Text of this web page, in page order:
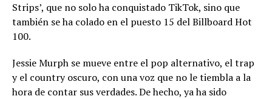
Strips’, que no solo ha conquistado TikTok, sino que
también se ha colado en el puesto 15 del Billboard Hot
100.
Jessie Murph se mueve entre el pop alternativo, el trap
y el country oscuro, con una voz que no le tiembla a la
hora de contar sus verdades. De hecho, ya ha sido